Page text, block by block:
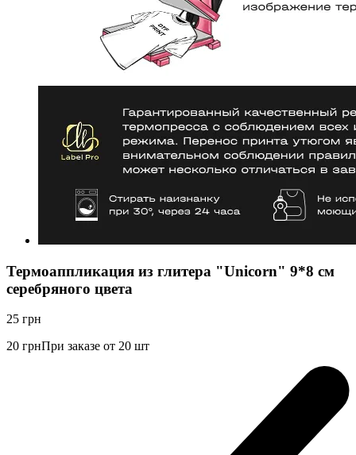
Термоаппликация из глитера "Unicorn" 9*8 см
серебряного цвета
25 грн
20 грнПри заказе от 20 шт